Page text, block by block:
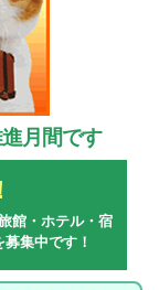
月間です
館・ホテル・宿
集中です！